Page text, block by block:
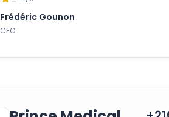
Frédéric Gounon
CEO